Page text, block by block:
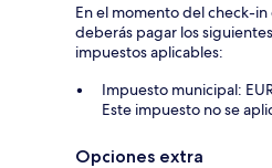
En el momento del check-
deberás pagar los
impuestos aplicables:
Impuesto municipal:
Este impuesto no se
Opciones extra